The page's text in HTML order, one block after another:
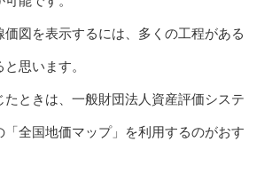
価図を表示するには、多くの工程がある
思います。
たときは、一般財団法人資産評価システ
「全国地価マップ」を利用するのがおす